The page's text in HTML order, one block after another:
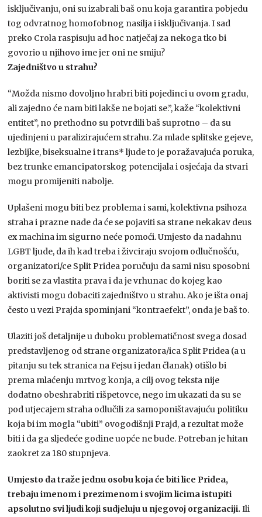
isključivanju, oni su izabrali baš onu koja garantira pobjedu
tog odvratnog homofobnog nasilja i isključivanja. I sad
preko Crola raspisuju ad hoc natječaj za nekoga tko bi
govorio u njihovo ime jer oni ne smiju?
Zajedništvo u strahu?
“Možda nismo dovoljno hrabri biti pojedinci u ovom gradu,
ali zajedno će nam biti lakše ne bojati se.”, kaže “kolektivni
entitet”, no prethodno su potvrdili baš suprotno – da su
ujedinjeni u paralizirajućem strahu. Za mlade splitske gejeve,
lezbijke, biseksualne i trans* ljude to je poražavajuća poruka,
bez trunke emancipatorskog potencijala i osjećaja da stvari
mogu promijeniti nabolje.
Uplašeni mogu biti bez problema i sami, kolektivna psihoza
straha i prazne nade da će se pojaviti sa strane nekakav deus
ex machina im sigurno neće pomoći. Umjesto da nadahnu
LGBT ljude, da ih kad treba i živciraju svojom odlučnošću,
organizatori/ce Split Pridea poručuju da sami nisu sposobni
boriti se za vlastita prava i da je vrhunac do kojeg kao
aktivisti mogu dobaciti zajedništvo u strahu. Ako je išta onaj
često u vezi Prajda spominjani “kontraefekt”, onda je baš to.
Ulaziti još detaljnije u duboku problematičnost svega dosad
predstavljenog od strane organizatora/ica Split Pridea (a u
pitanju su tek stranica na Fejsu i jedan članak) otišlo bi
prema mlaćenju mrtvog konja, a cilj ovog teksta nije
dodatno obeshrabriti rišpetovce, nego im ukazati da su se
pod utjecajem straha odlučili za samoponištavajuću politiku
koja bi im mogla “ubiti” ovogodišnji Prajd, a rezultat može
biti i da ga sljedeće godine uopće ne bude. Potreban je hitan
zaokret za 180 stupnjeva.
Umjesto da traže jednu osobu koja će biti lice Pridea,
trebaju imenom i prezimenom i svojim licima istupiti
apsolutno svi ljudi koji sudjeluju u njegovoj organizaciji. Ili